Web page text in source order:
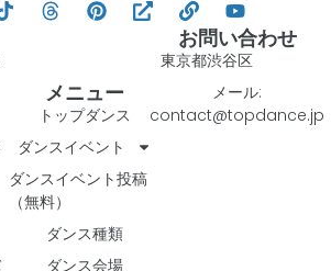
メニュー
トップダンス
ダンスイベント
ダンスイベント投稿
（無料）
ダンス種類
ダンス会場
お問い合わせ
東京都渋谷区
メール:
contact@topdance.jp